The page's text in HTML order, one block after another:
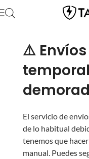
⚠️
El servicio de
de lo habitual
tenemos que
manual. Puedes